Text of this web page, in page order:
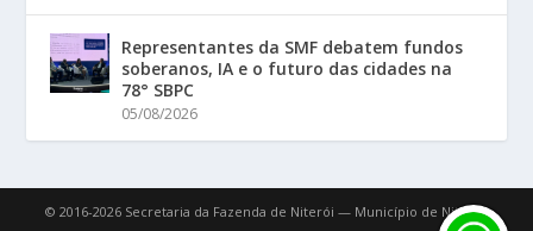
Representantes da SMF debatem fundos
soberanos, IA e o futuro das cidades na
78° SBPC
05/08/2026
© 2016-2026 Secretaria da Fazenda de Niterói — Município de Niterói.